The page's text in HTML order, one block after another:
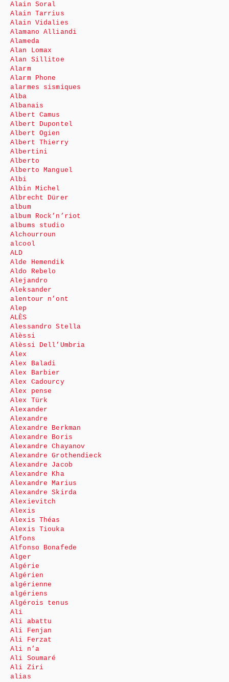
Alain Soral
Alain Tarrius
Alain Vidalies
Alamano Alliandi
Alameda
Alan Lomax
Alan Sillitoe
Alarm
Alarm Phone
alarmes sismiques
Alba
Albanais
Albert Camus
Albert Dupontel
Albert Ogien
Albert Thierry
Albertini
Alberto
Alberto Manguel
Albi
Albin Michel
Albrecht Dürer
album
album Rock’n’riot
albums studio
Alchourroun
alcool
ALD
Alde Hemendik
Aldo Rebelo
Alejandro
Aleksander
alentour n’ont
Alep
ALÈS
Alessandro Stella
Alèssi
Alèssi Dell’Umbria
Alex
Alex Baladi
Alex Barbier
Alex Cadourcy
Alex pense
Alex Türk
Alexander
Alexandre
Alexandre Berkman
Alexandre Boris
Alexandre Chayanov
Alexandre Grothendieck
Alexandre Jacob
Alexandre Kha
Alexandre Marius
Alexandre Skirda
Alexievitch
Alexis
Alexis Théas
Alexis Tiouka
Alfons
Alfonso Bonafede
Alger
Algérie
Algérien
algérienne
algériens
Algérois tenus
Ali
Ali abattu
Ali Fenjan
Ali Ferzat
Ali n’a
Ali Soumaré
Ali Ziri
alias